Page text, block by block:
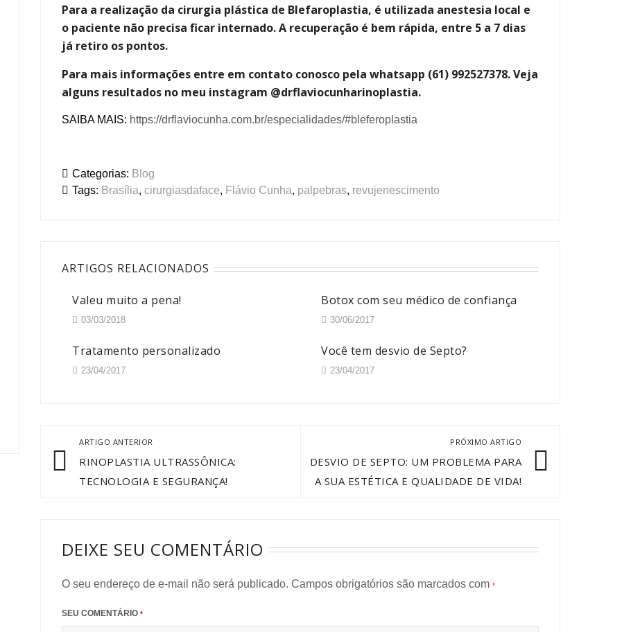
Para a realização da cirurgia plástica de Blefaroplastia, é utilizada anestesia local e
o paciente não precisa ficar internado. A recuperação é bem rápida, entre 5 a 7 dias
já retiro os pontos.
Para mais informações entre em contato conosco pela whatsapp (61) 992527378. Veja
alguns resultados no meu instagram @drflaviocunharinoplastia.
SAIBA MAIS: https://drflaviocunha.com.br/especialidades/#bleferoplastia
Categorias: Blog
Tags: Brasília, cirurgiasdaface, Flávio Cunha, palpebras, revujenescimento
ARTIGOS RELACIONADOS
Valeu muito a pena!
03/03/2018
Botox com seu médico de confiança
30/06/2017
Tratamento personalizado
23/04/2017
Você tem desvio de Septo?
23/04/2017
ARTIGO ANTERIOR
RINOPLASTIA ULTRASSÔNICA:
TECNOLOGIA E SEGURANÇA!
PRÓXIMO ARTIGO
DESVIO DE SEPTO: UM PROBLEMA PARA
A SUA ESTÉTICA E QUALIDADE DE VIDA!
DEIXE SEU COMENTÁRIO
O seu endereço de e-mail não será publicado. Campos obrigatórios são marcados com *
SEU COMENTÁRIO *